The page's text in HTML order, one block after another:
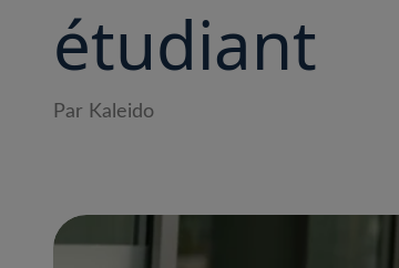
étudiant
Par Kaleido